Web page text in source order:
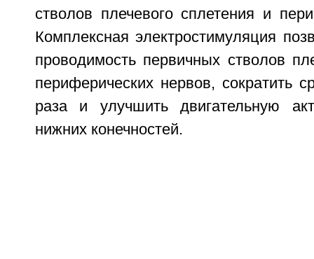
стволов плечевого сплетения и
Комплексная электростимуляция
проводимость первичных стволов
периферических нервов, сократить
раза и улучшить двигательную
нижних конечностей.